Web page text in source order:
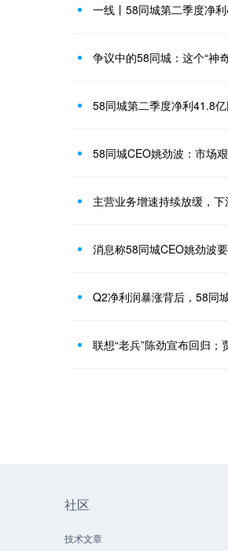
一线丨58同城第二季度净
争议中的58同城：这个“神
58同城第二季度净利41.8
58同城CEO姚劲波：市场
主营业务增速持续放缓，
消息称58同城CEO姚劲波
Q2净利润暴涨背后，58同
联想“老兵”陈劲宣布回归
社区
技术文章